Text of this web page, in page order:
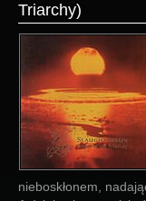
Wydarzenia
Galeria
Forum
Więcej
Login
Triarchy)
nieboskłonem,